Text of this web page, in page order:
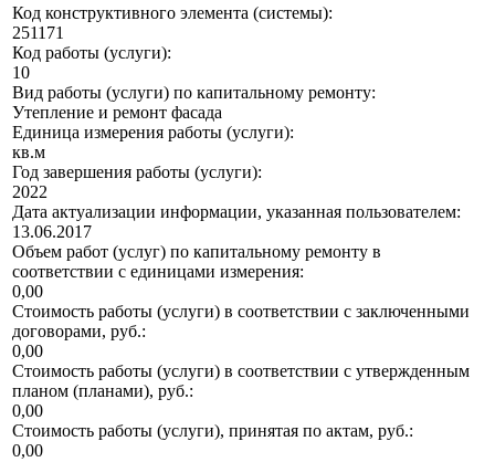
Код конструктивного элемента (системы):
251171
Код работы (услуги):
10
Вид работы (услуги) по капитальному ремонту:
Утепление и ремонт фасада
Единица измерения работы (услуги):
кв.м
Год завершения работы (услуги):
2022
Дата актуализации информации, указанная пользователем:
13.06.2017
Объем работ (услуг) по капитальному ремонту в
соответствии с единицами измерения:
0,00
Стоимость работы (услуги) в соответствии с заключенными
договорами, руб.:
0,00
Стоимость работы (услуги) в соответствии с утвержденным
планом (планами), руб.:
0,00
Стоимость работы (услуги), принятая по актам, руб.:
0,00